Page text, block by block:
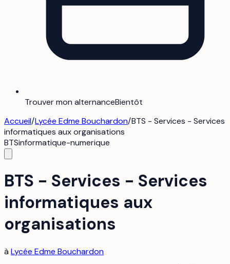
Trouver mon alternanceBientôt
Accueil/Lycée Edme Bouchardon/BTS - Services - Services
informatiques aux organisations
BTSinformatique-numerique
BTS - Services - Services
informatiques aux
organisations
à Lycée Edme Bouchardon